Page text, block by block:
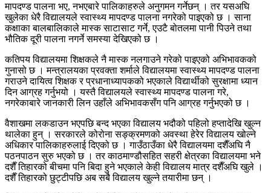
मापदण्ड पालना भए, नभएबारे पालिकाहरुले अनुगमन गर्नेछन् । तर यसअघि
खुलेका धेरै विद्यालयले स्वास्थ्य मापदण्ड पालना नगरेको पाइएको छ । साना
कक्षाका बालबालिकाले मास्क साटासाट गर्ने, एउटै बोतलमा पानी पिउने तथा
भौतिक दूरी पालना नगर्ने समस्या देखिएको छ ।
कतिपय विद्यालयमा शिक्षकले नै मास्क नलगाउने गरेको पाइएको अभिभावकको
गुनासो छ । मन्त्रालयका प्रवक्ता शर्माले विद्यालयमा स्वास्थ्य मापदण्ड पालना
गराउने दायित्व शिक्षक र प्रधानाध्यापकको भएकाले विद्यार्थीको सुरक्षामा ध्यान
दिन आग्रह गर्नुभयो । यस्तै विद्यालयले स्वास्थ्य मापदण्ड पालना गरे,
नगरेकाबारे जानकारी लिन उहाँले अभिभावकसँग पनि आग्रह गर्नुभएको छ ।
वैशाखमा लकडाउन भएपछि बन्द भएका विद्यालय भदौको पहिलो हप्तादेखि खुल्न
थालेका हुन् । सरकारले कोरोना सङ्क्रमणको अवस्था हेरेर विद्यालय खोल्ने
अधिकार पालिकाहरुलाई दिएको छ । गाउँठाउँका धेरै विद्यालयमा दशैँअघि नै
पठनपाठन सुरु भएको छ । तर काठमाण्डौसहित सहरी क्षेत्रका विद्यालयमा भने
दशैँ तिहारको बीचमा पनि बिदा हुने भएकाले केही विद्यालय मात्र दशैँअघि खुले ।
दशैँ तिहारको छुट्टीपछि अब सबै विद्यालय खुल्ने तयारीमा छन् ।